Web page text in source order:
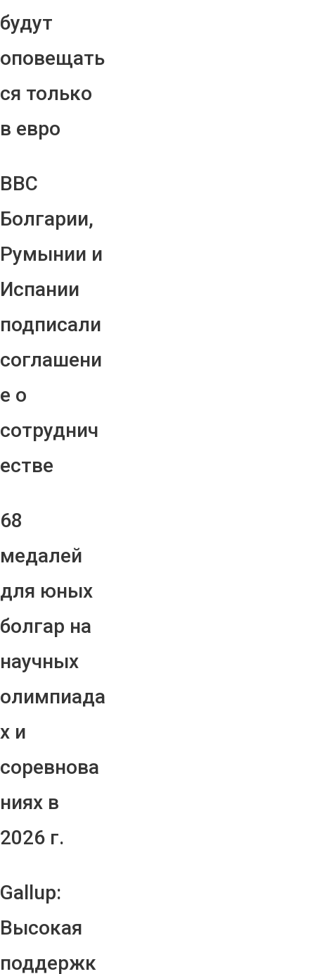
будут
оповещать
ся только
в евро
ВВС
Болгарии,
Румынии и
Испании
подписали
соглашени
е о
сотруднич
естве
68
медалей
для юных
болгар на
научных
олимпиада
х и
соревнова
ниях в
2026 г.
Gallup:
Высокая
поддержк